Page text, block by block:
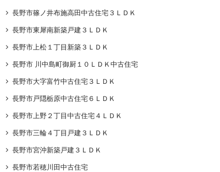
長野市篠ノ井布施高田中古住宅３ＬＤＫ
長野市東犀南新築戸建３ＬＤＫ
長野市上松１丁目新築３ＬＤＫ
長野市 川中島町御厨１０ＬＤＫ中古住宅
長野市大字富竹中古住宅３ＬＤＫ
長野市戸隠栃原中古住宅６ＬＤＫ
長野市上野２丁目中古住宅４ＬＤＫ
長野市三輪４丁目戸建３ＬＤＫ
長野市宮沖新築戸建３ＬＤＫ
長野市若穂川田中古住宅